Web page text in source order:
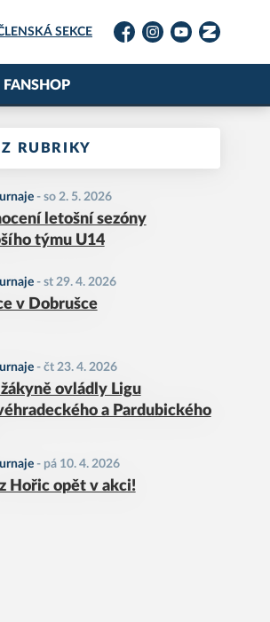
SEKCE
FacebookInstagramYouTubeZonerama
FANSHOP
RUBRIKY
- so 2. 5. 2026
letošní sezóny
týmu U14
- st 29. 4. 2026
v Dobrušce
- čt 23. 4. 2026
ovládly Ligu
a Pardubického
- pá 10. 4. 2026
Hořic opět v akci!